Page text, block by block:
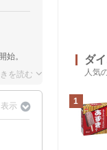
始。
ダ
人気
1